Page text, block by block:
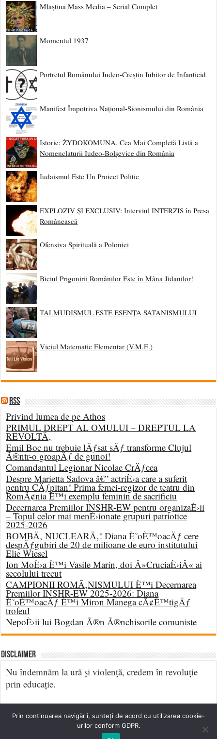
Mlaștina Mass Media – Serial Complet
Momentul 1937
Portretul Românului Iudeo-Creștin Iubitor de Infanticid
Manifest Împotriva Național-Sionismului din România
Istorie: ŻYDOKOMUNA, Cea Mai Completă Listă a
Nomenclaturii Iudeo-Bolșevice din România
Iudaismul Este Un Proiect Politic
EXPLOZIV ȘI EXCLUSIV: Interviul INTERZIS în Presa
Românească
Ofensiva Spirituală a Poloniei
Biciul Prigonirii Românilor Este în Mâna Jidanilor!
TALMUDISMUL ESTE ESENȚA SATANISMULUI
Viciul Matematic Elementar (V.M.E.)
RSS
Privind lumea de pe Athos
PRIMUL DREPT AL OMULUI – DREPTUL LA
REVOLTÄ‚
Emil Boc nu trebuie lÄƒsat sÄƒ transforme Clujul
Ã®ntr-o groapÄƒ de gunoi!
Comandantul Legionar Nicolae CrÄƒcea
Despre Marietta Sadova â€” actriÈ›a care a suferit
pentru CÄƒpitan! Prima femei-regizor de teatru din
RomÃ¢nia È™i exemplu feminin de sacrificiu
Decernarea Premiilor INSHR-EW pentru organizaÈ›ii
– Topul celor mai menÈ›ionate grupuri patriotice
2025-2026
BOMBÄ‚ NUCLEARÄ‚! Diana È˜oÈ™oacÄƒ cere
despÄƒgubiri de 20 de milioane de euro institutului
Elie Wiesel
Ion MoÈ›a È™i Vasile Marin, doi Â»CruciaÈ›iÂ« ai
secolului trecut
CAMPIONII ROMÃ‚NISMULUI È™i Decernarea
Premiilor INSHR-EW 2025-2026: Diana
È˜oÈ™oacÄƒ È™i Miron Manega cÃ¢È™tigÄƒ
trofeul
NepoÈ›ii lui Bogdan Ã®n Ã®nchisorile comuniste
DISCLAIMER
Nu îndemnăm la ură și violență, credem în revoluție
prin educație.
Prin continuarea navigării, sunteți de acord cu utilizarea cookie-
urilor conform GDPR.